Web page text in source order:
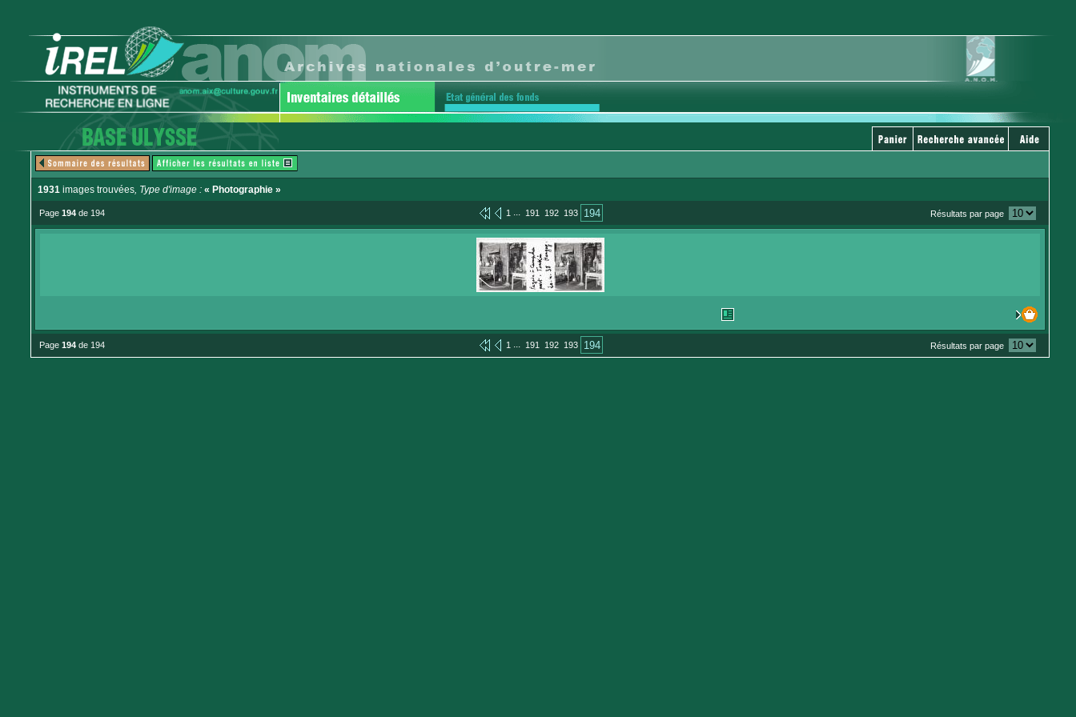
1931 images trouvées, Type d'image : « Photographie »
Page 194 de 194 1 ... 191 192 193 194 Résultats par page
Page 194 de 194 1 ... 191 192 193 194 Résultats par page